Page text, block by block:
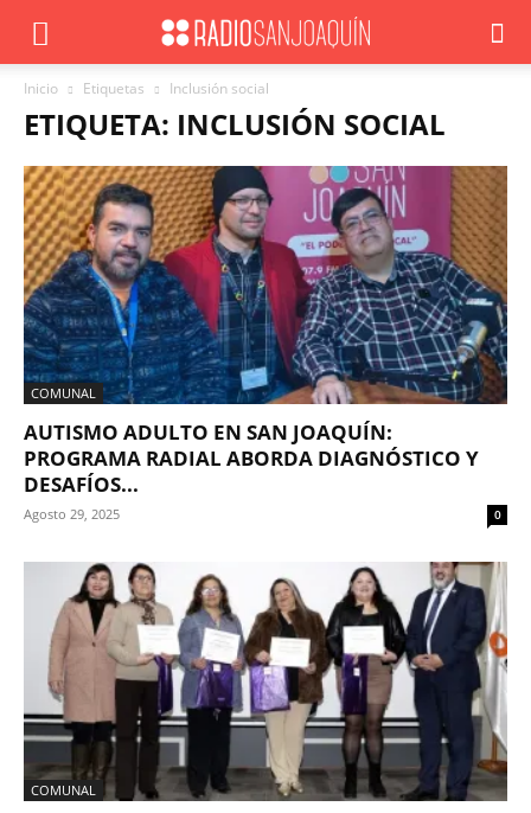
Inicio Etiquetas Inclusión social
ETIQUETA: INCLUSIÓN SOCIAL
COMUNAL
AUTISMO ADULTO EN SAN JOAQUÍN:
PROGRAMA RADIAL ABORDA DIAGNÓSTICO Y
DESAFÍOS...
Agosto 29, 2025 0
COMUNAL